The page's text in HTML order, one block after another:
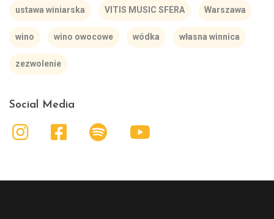
ustawa winiarska VITIS MUSIC SFERA Warszawa
wino wino owocowe wódka własna winnica
zezwolenie
Social Media